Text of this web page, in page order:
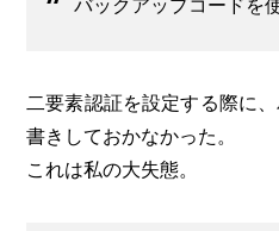
バックアップコードを
二要素認証を設定する際に
書きしておかなかった。
​これは私の大失態。